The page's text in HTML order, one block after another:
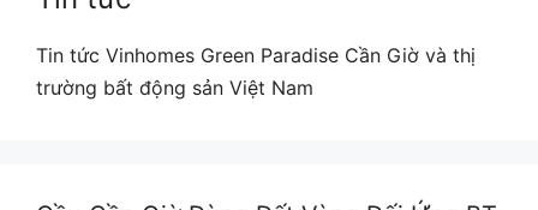
Tin tức Vinhomes Green Paradise Cần Giờ và thị
trường bất động sản Việt Nam